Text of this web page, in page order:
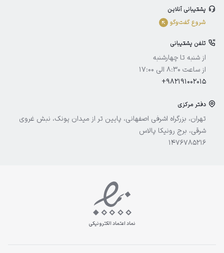
الوینا
آیسول
پشتیبانی آنلاین
شروع گفت‌و‌گو
تلفن پشتیبانی
از شنبه تا چهارشنبه
از ساعت 8:30 الی 17:00
+982191002015
دفتر مرکزی
تهران، بزرگراه اشرفی اصفهانی، پایین تر از میدان پونک، نبش غروی
شرقی، برج رونیکا پالاس
1476785216
نماد اعتماد الکترونیکی